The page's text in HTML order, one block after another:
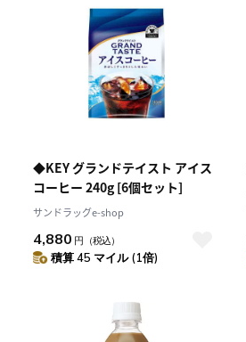
◆KEY グランドテイスト アイス
コーヒー 240g [6個セット]
サンドラッグe-shop
4,880 円 （税込）
積算 45 マイル (1倍)